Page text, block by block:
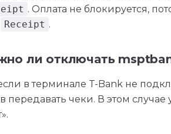
. Оплата не блокируется,
Receipt .
ли отключать
в терминале T-Bank не
передавать чеки. В этом случае